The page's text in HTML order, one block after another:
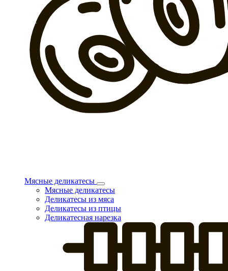
Мясные деликатесы
Мясные деликатесы
Деликатесы из мяса
Деликатесы из птицы
Деликатесная нарезка